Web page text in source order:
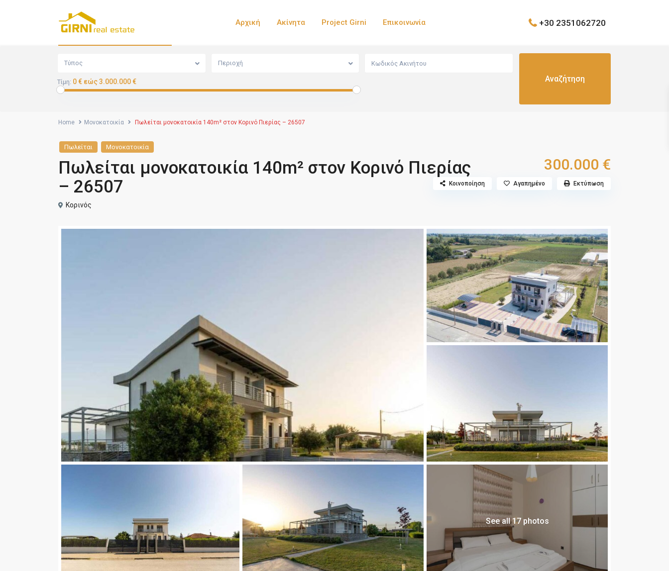
Αρχική Ακίνητα Project Girni Επικοινωνία +30 2351062720
Τύπος Περιοχή
Τίμη: 0 € εώς 3.000.000 €
Home Μονοκατοικία Πωλείται μονοκατοικία 140m² στον Κορινό Πιερίας – 26507
Πωλείται Μονοκατοικία
Πωλείται μονοκατοικία 140m² στον Κορινό Πιερίας
– 26507
300.000 €
Κορινός
Κοινοποίηση Αγαπημένο Εκτύπωση
See all 17 photos